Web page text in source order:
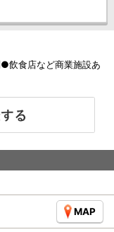
飲食店など商業施設あ
MAP